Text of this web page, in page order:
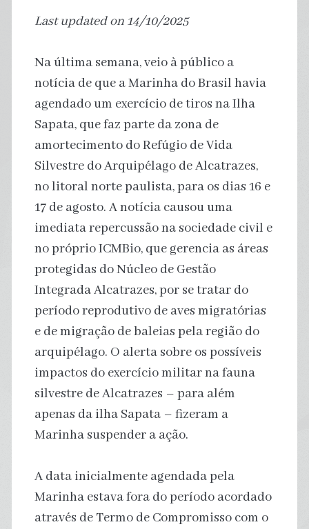
Last updated on 14/10/2025
Na última semana, veio à público a
notícia de que a Marinha do Brasil havia
agendado um exercício de tiros na Ilha
Sapata, que faz parte da zona de
amortecimento do Refúgio de Vida
Silvestre do Arquipélago de Alcatrazes,
no litoral norte paulista, para os dias 16 e
17 de agosto. A notícia causou uma
imediata repercussão na sociedade civil e
no próprio ICMBio, que gerencia as áreas
protegidas do Núcleo de Gestão
Integrada Alcatrazes, por se tratar do
período reprodutivo de aves migratórias
e de migração de baleias pela região do
arquipélago. O alerta sobre os possíveis
impactos do exercício militar na fauna
silvestre de Alcatrazes – para além
apenas da ilha Sapata – fizeram a
Marinha suspender a ação.
A data inicialmente agendada pela
Marinha estava fora do período acordado
através de Termo de Compromisso com o